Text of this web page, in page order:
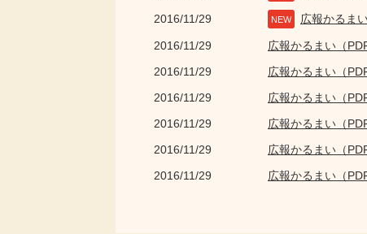
2016/11/29 NEW 広報かるま
2016/11/29
広報かるまい（
2016/11/29
広報かるまい（
2016/11/29
広報かるまい（
2016/11/29
広報かるまい（
2016/11/29
広報かるまい（
2016/11/29
広報かるまい（